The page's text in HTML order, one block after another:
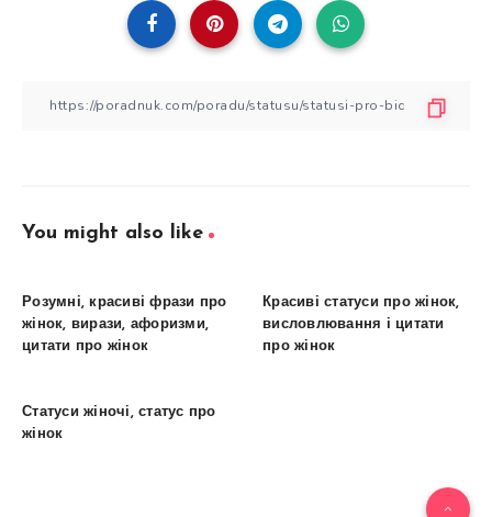
You might also like
Розумні, красиві фрази про
жінок, вирази, афоризми,
цитати про жінок
Красиві статуси про жінок,
висловлювання і цитати
про жінок
Статуси жіночі, статус про
жінок